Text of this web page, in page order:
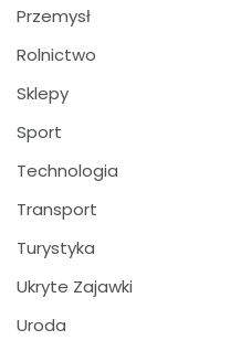
Przemysł
Rolnictwo
Sklepy
Sport
Technologia
Transport
Turystyka
Ukryte Zajawki
Uroda